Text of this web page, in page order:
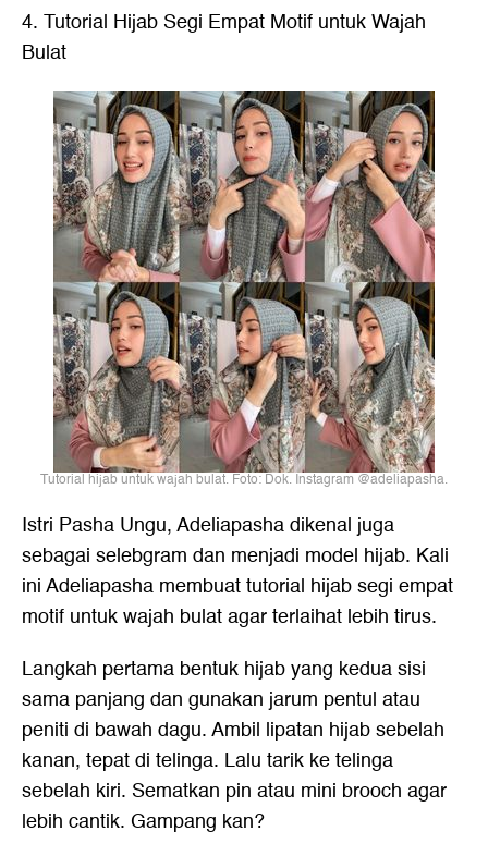
4. Tutorial Hijab Segi Empat Motif untuk Wajah
Bulat
Tutorial hijab untuk wajah bulat. Foto: Dok. Instagram @adeliapasha.
Istri Pasha Ungu, Adeliapasha dikenal juga
sebagai selebgram dan menjadi model hijab. Kali
ini Adeliapasha membuat tutorial hijab segi empat
motif untuk wajah bulat agar terlaihat lebih tirus.
Langkah pertama bentuk hijab yang kedua sisi
sama panjang dan gunakan jarum pentul atau
peniti di bawah dagu. Ambil lipatan hijab sebelah
kanan, tepat di telinga. Lalu tarik ke telinga
sebelah kiri. Sematkan pin atau mini brooch agar
lebih cantik. Gampang kan?